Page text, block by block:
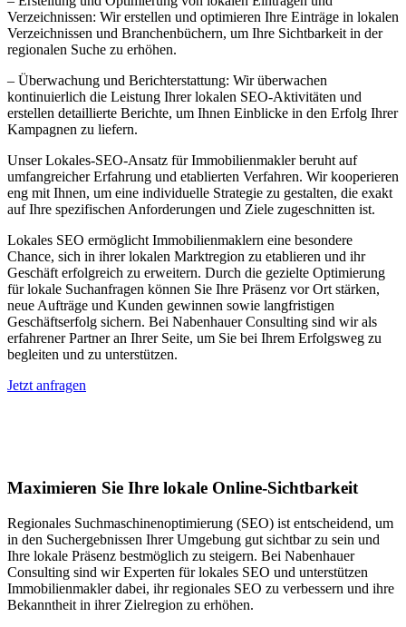
Verzeichnissen: Wir erstellen und optimieren Ihre Einträge in lokalen
Verzeichnissen und Branchenbüchern, um Ihre Sichtbarkeit in der
regionalen Suche zu erhöhen.
– Überwachung und Berichterstattung: Wir überwachen
kontinuierlich die Leistung Ihrer lokalen SEO-Aktivitäten und
erstellen detaillierte Berichte, um Ihnen Einblicke in den Erfolg Ihrer
Kampagnen zu liefern.
Unser Lokales-SEO-Ansatz für Immobilienmakler beruht auf
umfangreicher Erfahrung und etablierten Verfahren. Wir kooperieren
eng mit Ihnen, um eine individuelle Strategie zu gestalten, die exakt
auf Ihre spezifischen Anforderungen und Ziele zugeschnitten ist.
Lokales SEO ermöglicht Immobilienmaklern eine besondere
Chance, sich in ihrer lokalen Marktregion zu etablieren und ihr
Geschäft erfolgreich zu erweitern. Durch die gezielte Optimierung
für lokale Suchanfragen können Sie Ihre Präsenz vor Ort stärken,
neue Aufträge und Kunden gewinnen sowie langfristigen
Geschäftserfolg sichern. Bei Nabenhauer Consulting sind wir als
erfahrener Partner an Ihrer Seite, um Sie bei Ihrem Erfolgsweg zu
begleiten und zu unterstützen.
Jetzt anfragen
Maximieren Sie Ihre lokale Online-Sichtbarkeit
Regionales Suchmaschinenoptimierung (SEO) ist entscheidend, um
in den Suchergebnissen Ihrer Umgebung gut sichtbar zu sein und
Ihre lokale Präsenz bestmöglich zu steigern. Bei Nabenhauer
Consulting sind wir Experten für lokales SEO und unterstützen
Immobilienmakler dabei, ihr regionales SEO zu verbessern und ihre
Bekanntheit in ihrer Zielregion zu erhöhen.